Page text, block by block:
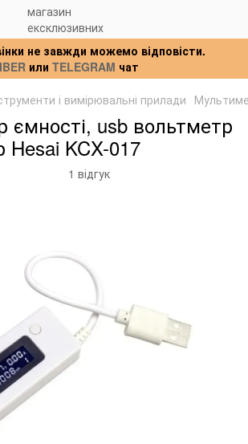
не завжди можемо відповісти.
или TELEGRAM чат
і вимірювальні прилади
ємності, usb вольтметр
KCX-017
1 відгук